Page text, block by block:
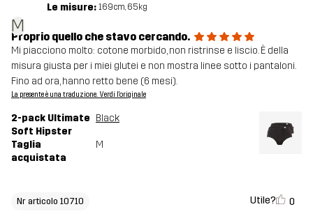
M
Le misure: 169cm, 65kg
Proprio quello che stavo cercando.
Mi piacciono molto: cotone morbido, non ristrinse e liscio. È della
misura giusta per i miei glutei e non mostra linee sotto i pantaloni.
Fino ad ora, hanno retto bene (6 mesi).
La presente è una traduzione. Verdi l'originale
2-pack Ultimate
Soft Hipster
Black
Taglia
acquistata
M
Nr articolo 10710 Utile? 0